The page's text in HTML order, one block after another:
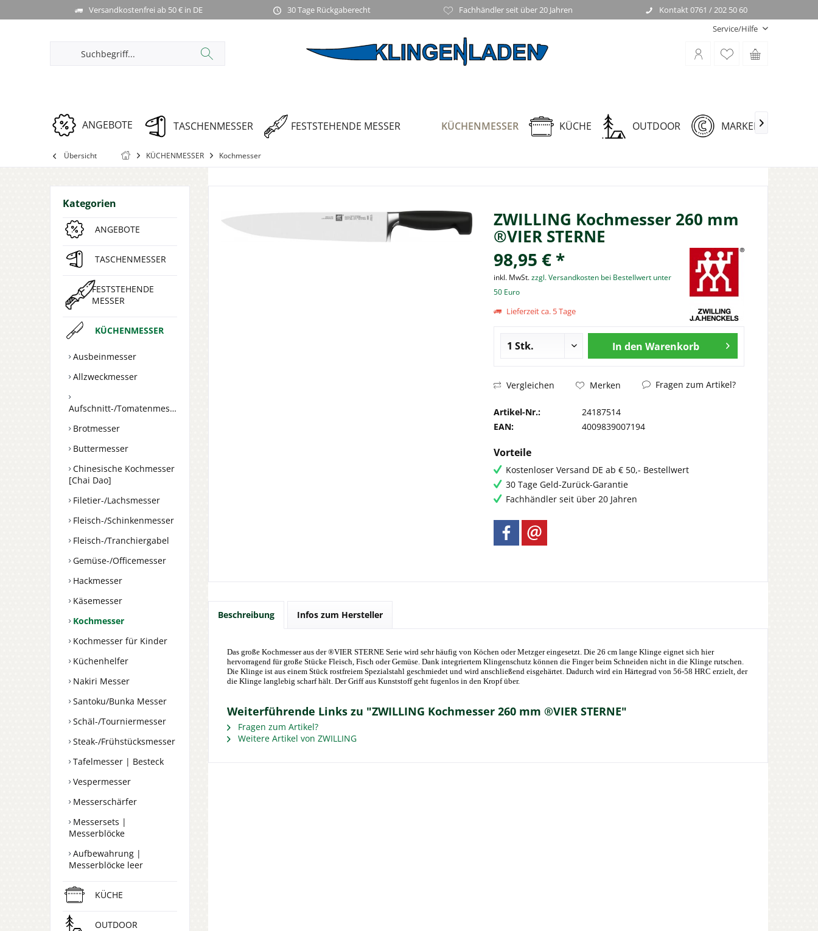
Versandkostenfrei ab 50 € in DE 30 Tage Rückgaberecht Fachhändler seit über 20 Jahren
Kontakt 0761 / 202 50 60
Service/Hilfe
ANGEBOTE TASCHENMESSER FESTSTEHENDE MESSER KÜCHENMESSER KÜCHE OUTDOOR MARKEN
Übersicht KÜCHENMESSER Kochmesser
Kategorien
ANGEBOTE
TASCHENMESSER
FESTSTEHENDE
MESSER
KÜCHENMESSER
Ausbeinmesser
Allzweckmesser
Aufschnitt-/Tomatenmesser
Brotmesser
Buttermesser
Chinesische Kochmesser
[Chai Dao]
Filetier-/Lachsmesser
Fleisch-/Schinkenmesser
Fleisch-/Tranchiergabel
Gemüse-/Officemesser
Hackmesser
Käsemesser
Kochmesser
Kochmesser für Kinder
Küchenhelfer
Nakiri Messer
Santoku/Bunka Messer
Schäl-/Tourniermesser
Steak-/Frühstücksmesser
Tafelmesser | Besteck
Vespermesser
Messerschärfer
Messersets |
Messerblöcke
Aufbewahrung |
Messerblöcke leer
KÜCHE
OUTDOOR
ZWILLING Kochmesser 260 mm
®VIER STERNE
98,95 € *
inkl. MwSt.zzgl. Versandkosten bei Bestellwert unter
50 Euro
Lieferzeit ca. 5 Tage
In den Warenkorb
Vergleichen Merken Fragen zum Artikel?
Artikel-Nr.:
24187514
EAN:
4009839007194
Vorteile
Kostenloser Versand DE ab € 50,- Bestellwert
30 Tage Geld-Zurück-Garantie
Fachhändler seit über 20 Jahren
Beschreibung Infos zum Hersteller
Das große Kochmesser aus der ®VIER STERNE Serie wird sehr häufig von Köchen oder Metzger eingesetzt. Die 26 cm lange Klinge eignet sich hier
hervorragend für große Stücke Fleisch, Fisch oder Gemüse. Dank integriertem Klingenschutz können die Finger beim Schneiden nicht in die Klinge rutschen.
Die Klinge ist aus einem Stück rostfreiem Spezialstahl geschmiedet und wird anschließend eisgehärtet. Dadurch wird ein Härtegrad von 56-58 HRC erzielt, der
die Klinge langlebig scharf hält. Der Griff aus Kunststoff geht fugenlos in den Kropf über.
Weiterführende Links zu "ZWILLING Kochmesser 260 mm ®VIER STERNE"
Fragen zum Artikel?
Weitere Artikel von ZWILLING